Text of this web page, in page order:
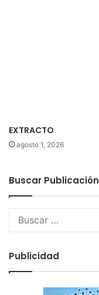
EXTRACTO
agosto 1, 2026
Buscar Publicación
Publicidad